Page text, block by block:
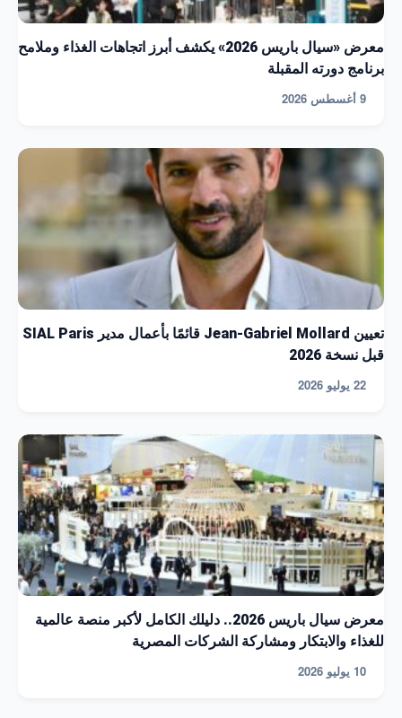
معرض «سيال باريس 2026» يكشف أبرز اتجاهات الغذاء وملامح
برنامج دورته المقبلة
9 أغسطس 2026
تعيين Jean-Gabriel Mollard قائمًا بأعمال مدير SIAL Paris
قبل نسخة 2026
22 يوليو 2026
معرض سيال باريس 2026.. دليلك الكامل لأكبر منصة عالمية
للغذاء والابتكار ومشاركة الشركات المصرية
10 يوليو 2026